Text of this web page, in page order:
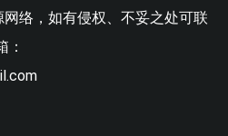
络，如有侵权、不妥之处可联
：